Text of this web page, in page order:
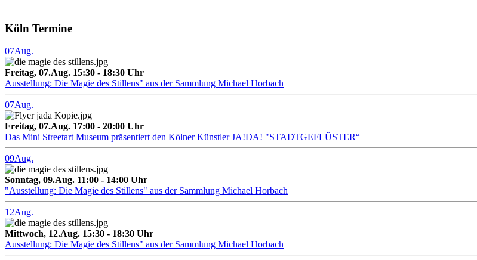
Köln Termine
07Aug.
Freitag, 07.Aug. 15:30 - 18:30 Uhr
Ausstellung: Die Magie des Stillens" aus der Sammlung Michael Horbach
07Aug.
Freitag, 07.Aug. 17:00 - 20:00 Uhr
Das Mini Streetart Museum präsentiert den Kölner Künstler JA!DA! "STADTGEFLÜSTER“
09Aug.
Sonntag, 09.Aug. 11:00 - 14:00 Uhr
"Ausstellung: Die Magie des Stillens" aus der Sammlung Michael Horbach
12Aug.
Mittwoch, 12.Aug. 15:30 - 18:30 Uhr
Ausstellung: Die Magie des Stillens" aus der Sammlung Michael Horbach